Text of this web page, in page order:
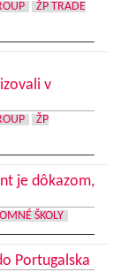
ŽP TRADE
v
ŽP
je dôkazom,
ŠKOLY
Portugalska